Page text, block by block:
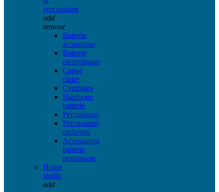
percussions
add
remove
Batterie
acoustique
Batterie
electronique
Caisse
claire
Cymbales
Hardware
batterie
Percussions
Percussions
orchestre
Accessoires
batterie
percussion
Home
studio
add